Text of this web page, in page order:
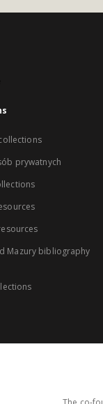
prywatnych
Mazury bibliography